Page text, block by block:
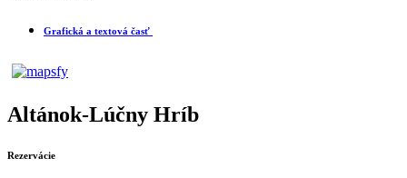
Grafická a textová časť
Altánok-Lúčny Hríb
Rezervácie